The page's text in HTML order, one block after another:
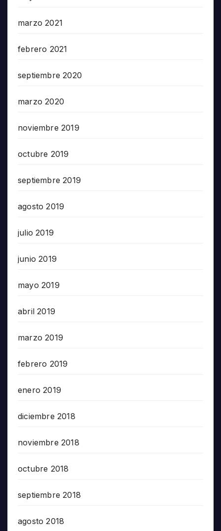
marzo 2021
febrero 2021
septiembre 2020
marzo 2020
noviembre 2019
octubre 2019
septiembre 2019
agosto 2019
julio 2019
junio 2019
mayo 2019
abril 2019
marzo 2019
febrero 2019
enero 2019
diciembre 2018
noviembre 2018
octubre 2018
septiembre 2018
agosto 2018